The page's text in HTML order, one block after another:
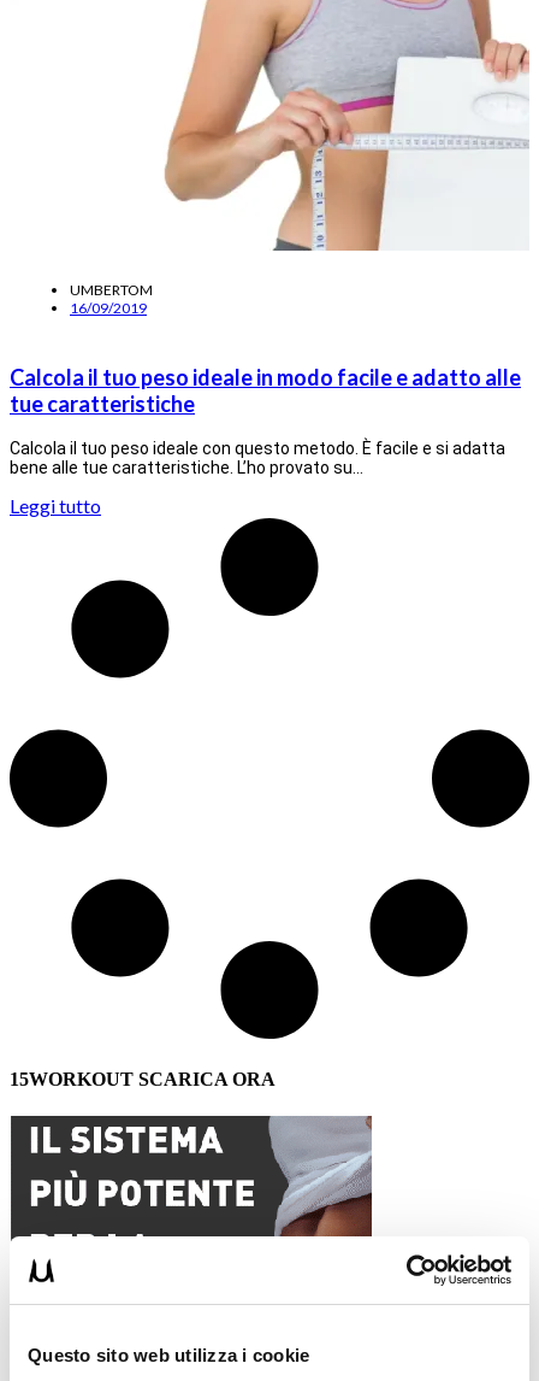
Questo sito web utilizza i cookie
UMBERTOM
16/09/2019
Calcola il tuo peso ideale in modo facile e adatto alle
tue caratteristiche
Calcola il tuo peso ideale con questo metodo. È facile e si adatta
bene alle tue caratteristiche. L’ho provato su…
Leggi tutto
15WORKOUT SCARICA ORA